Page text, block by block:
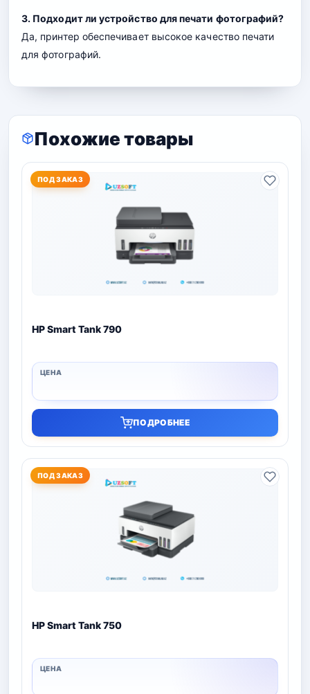
3. Подходит ли устройство для печати фотографий?
Да, принтер обеспечивает высокое качество печати
для фотографий.
Похожие товары
ПОД ЗАКАЗ
HP Smart Tank 790
ПОДРОБНЕЕ
ПОД ЗАКАЗ
HP Smart Tank 750